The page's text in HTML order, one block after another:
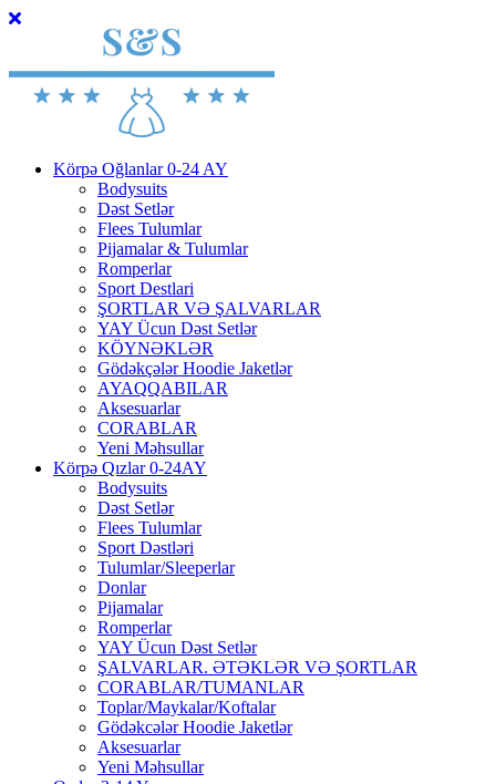
Körpə Oğlanlar 0-24 AY
Bodysuits
Dəst Setlər
Flees Tulumlar
Pijamalar & Tulumlar
Romperlar
Sport Destlari
ŞORTLAR VƏ ŞALVARLAR
YAY Ücun Dəst Setlər
KÖYNƏKLƏR
Gödəkçələr Hoodie Jaketlər
AYAQQABILAR
Aksesuarlar
CORABLAR
Yeni Məhsullar
Körpə Qızlar 0-24AY
Bodysuits
Dəst Setlər
Flees Tulumlar
Sport Dəstləri
Tulumlar/Sleeperlar
Donlar
Pijamalar
Romperlar
YAY Ücun Dəst Setlər
ŞALVARLAR. ƏTƏKLƏR VƏ ŞORTLAR
CORABLAR/TUMANLAR
Toplar/Maykalar/Koftalar
Gödəkcələr Hoodie Jaketlər
Aksesuarlar
Yeni Məhsullar